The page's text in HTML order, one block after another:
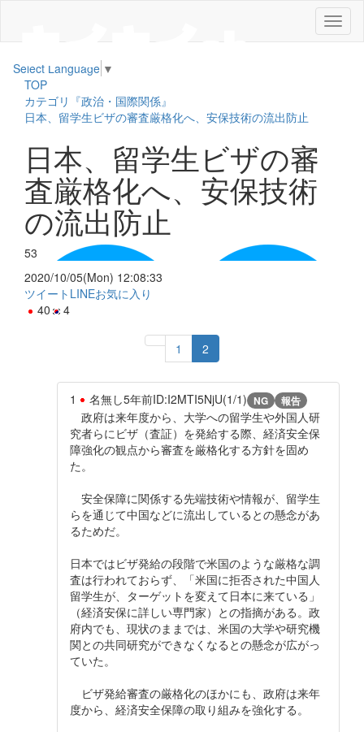
メ
ニ
Select Language ▼
TOP
カテゴリ『政治・国際関係』
日本、留学生ビザの審査厳格化へ、安保技術の流出防止
日本、留学生ビザの審
査厳格化へ、安保技術
の流出防止
53
2020/10/05(Mon) 12:08:33
ツイート LINEお気に入り
40
4
1 2
1 名無し5年前ID:I2MTI5NjU(1/1) NG 報告
政府は来年度から、大学への留学生や外国人研
究者らにビザ（査証）を発給する際、経済安全保
障強化の観点から審査を厳格化する方針を固め
た。
安全保障に関係する先端技術や情報が、留学生
らを通じて中国などに流出しているとの懸念があ
るためだ。
日本ではビザ発給の段階で米国のような厳格な調
査は行われておらず、「米国に拒否された中国人
留学生が、ターゲットを変えて日本に来ている」
（経済安保に詳しい専門家）との指摘がある。政
府内でも、現状のままでは、米国の大学や研究機
関との共同研究ができなくなるとの懸念が広がっ
ていた。
ビザ発給審査の厳格化のほかにも、政府は来年
度から、経済安全保障の取り組みを強化する。